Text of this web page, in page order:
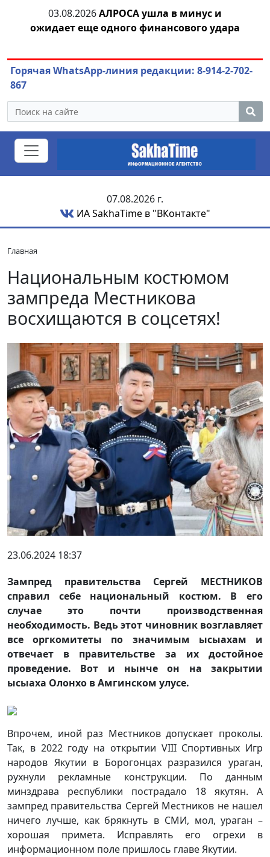
03.08.2026АЛРОСА ушла в минус и
ожидает еще одного финансового удара
Горячая WhatsApp-линия редакции: 8-914-2-702-
867
07.08.2026 г.
ИА SakhaTime в "ВКонтакте"
Главная
Национальным костюмом
зампреда Местникова
восхищаются в соцсетях!
23.06.2024 18:37
Зампред правительства Сергей МЕСТНИКОВ
справил себе национальный костюм. В его
случае это почти производственная
необходимость. Ведь этот чиновник возглавляет
все оргкомитеты по значимым ысыахам и
отвечает в правительстве за их достойное
проведение. Вот и нынче он на закрытии
ысыаха Олонхо в Амгинском улусе.
Впрочем, иной раз Местников допускает проколы.
Так, в 2022 году на открытии VIII Спортивных Игр
народов Якутии в Борогонцах разразился ураган,
рухнули рекламные конструкции. По данным
минздрава республики пострадало 18 якутян. А
зампред правительства Сергей Местников не нашел
ничего лучше, как брякнуть в СМИ, мол, ураган –
хорошая примета. Исправлять его огрехи в
информационном поле пришлось главе Якутии.